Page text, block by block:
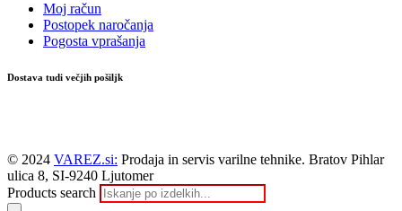
Moj račun
Postopek naročanja
Pogosta vprašanja
Dostava tudi večjih pošiljk
© 2024 VAREZ.si: Prodaja in servis varilne tehnike. Bratov Pihlar
ulica 8, SI-9240 Ljutomer
Products search